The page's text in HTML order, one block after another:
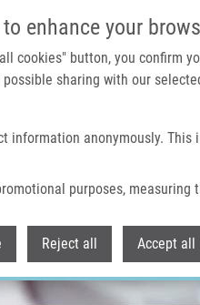
enhance your
cookies" button, you confirm
sharing with our
information anonymously.
purposes,
Reject all Accept all